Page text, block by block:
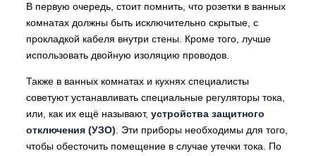
В первую очередь, стоит помнить, что розетки в ванных
комнатах должны быть исключительно скрытые, с
прокладкой кабеля внутри стены. Кроме того, лучше
использовать двойную изоляцию проводов.
Также в ванных комнатах и кухнях специалисты
советуют устанавливать специальные регуляторы тока,
или, как их ещё называют, устройства защитного
отключения (УЗО) . Эти приборы необходимы для того,
чтобы обесточить помещение в случае утечки тока. По